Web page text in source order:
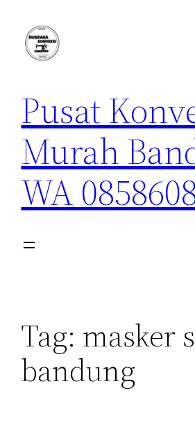
konten
Pusat
Murah
WA
Tag: masker
bandung